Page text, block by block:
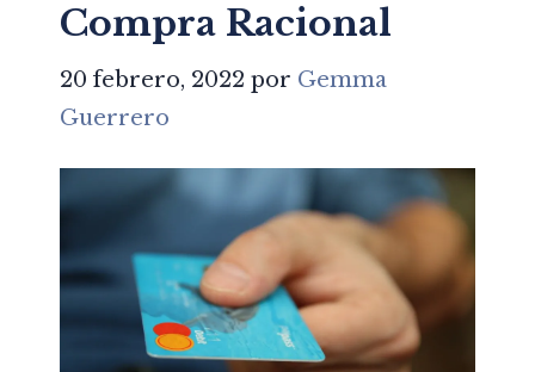
Compra Racional
20 febrero, 2022 por Gemma
Guerrero